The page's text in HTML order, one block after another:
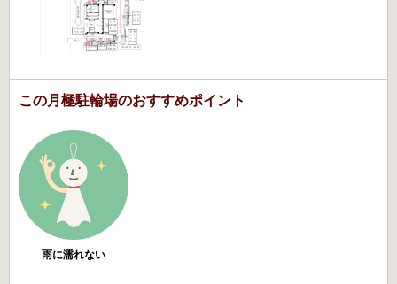
この月極駐輪場のおすすめポイント
雨に濡れない